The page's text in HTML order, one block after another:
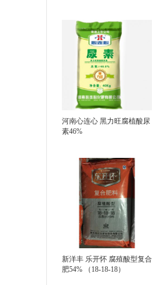
河南心连心 黑力旺腐植酸尿
素46%
新洋丰 乐开怀 腐殖酸型复合
肥54% （18-18-18）